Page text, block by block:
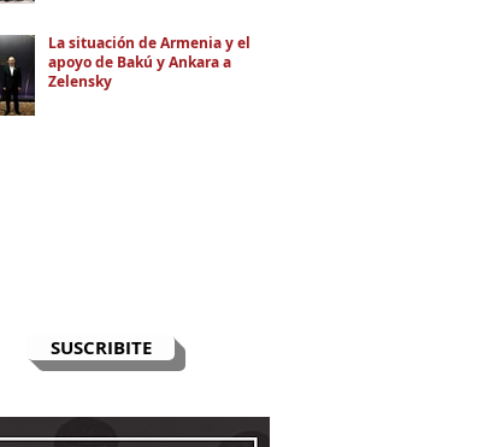
SUSCRIBITE
La situación de Armenia y el
apoyo de Bakú y Ankara a
Zelensky